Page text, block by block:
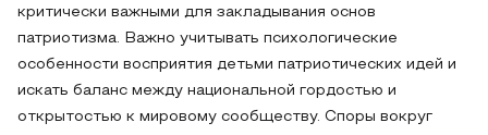
критически важными для закладывания основ
патриотизма. Важно учитывать психологические
особенности восприятия детьми патриотических идей и
искать баланс между национальной гордостью и
открытостью к мировому сообществу. Споры вокруг